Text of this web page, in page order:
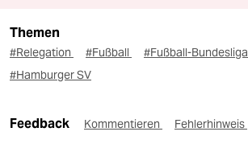
Themen
#Relegation #Fußball #Fußball-Bundesliga
#Hamburger SV
Feedback Kommentieren Fehlerhinweis